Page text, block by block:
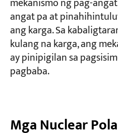
mekanismo ng pag-
angat pa at
ang karga. Sa
kulang na karga, ang
ay pinipigilan sa
pagbaba.
Mga Nuclear